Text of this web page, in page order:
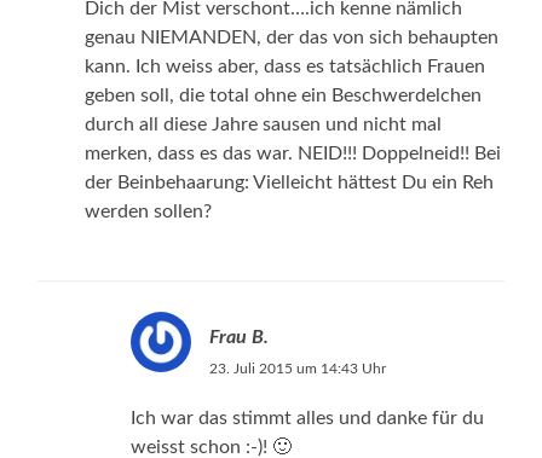
Dich der Mist verschont….ich kenne nämlich
genau NIEMANDEN, der das von sich behaupten
kann. Ich weiss aber, dass es tatsächlich Frauen
geben soll, die total ohne ein Beschwerdelchen
durch all diese Jahre sausen und nicht mal
merken, dass es das war. NEID!!! Doppelneid!! Bei
der Beinbehaarung: Vielleicht hättest Du ein Reh
werden sollen?
Frau B.
23. Juli 2015 um 14:43 Uhr
Ich war das stimmt alles und danke für du
weisst schon :-)! 🙂